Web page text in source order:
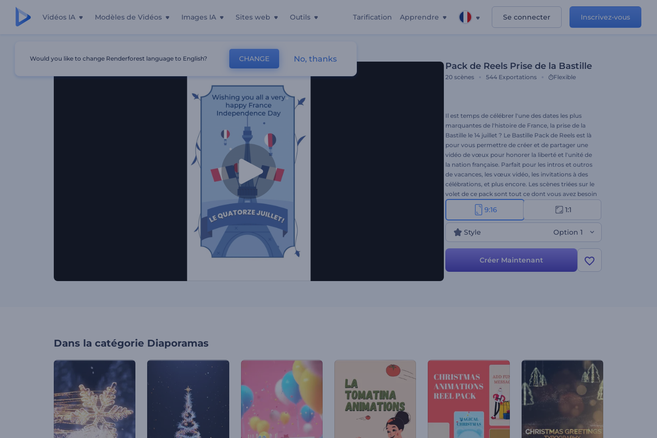
Vidéos IA Modèles de Vidéos Images IA Sites web Outils Tarification Apprendre Se connecter Inscrivez-vous
Pack de Reels Prise de la Bastille
20 scènes 544 Exportations Flexible
Il est temps de célébrer l'une des dates les plus
marquantes de l'histoire de France, la prise de la
Bastille le 14 juillet ? Le Bastille Pack de Reels est là
pour vous permettre de créer et de partager une
vidéo de vœux pour honorer la liberté et l'unité de
la nation française. Parfait pour les intros et outros
de vacances, les vœux vidéo, les invitations à des
célébrations, et plus encore. Les scènes triées sur le
volet de ce pack sont tout ce dont vous avez besoin
pour rendre la célébration plus mémorable. Il vous
faudra une minute pour obtenir votre vidéo
professionnelle avec ce modèle. Le jeu en vaut
donc la chandelle. Essayez-le maintenant !
9:16 1:1
Style Option 1
Créer Maintenant
Dans la catégorie Diaporamas
Would you like to change Renderforest language to English? CHANGE No, thanks